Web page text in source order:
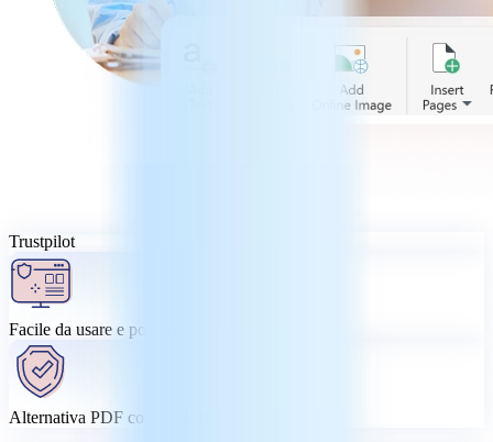
Trustpilot
Facile da usare e potente
Alternativa PDF conveniente